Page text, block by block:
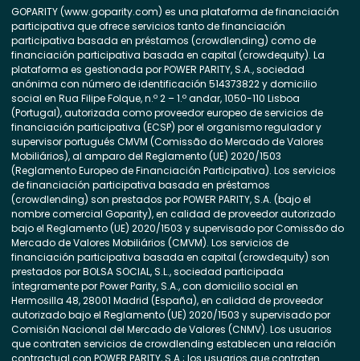
GOPARITY (www.goparity.com) es una plataforma de financiación
participativa que ofrece servicios tanto de financiación
participativa basada en préstamos (crowdlending) como de
financiación participativa basada en capital (crowdequity). La
plataforma es gestionada por POWER PARITY, S.A., sociedad
anónima con número de identificación 514373822 y domicilio
social en Rua Filipe Folque, n.º 2 – 1.º andar, 1050-110 Lisboa
(Portugal), autorizada como proveedor europeo de servicios de
financiación participativa (ECSP) por el organismo regulador y
supervisor portugués CMVM (Comissão do Mercado de Valores
Mobiliários), al amparo del Reglamento (UE) 2020/1503
(Reglamento Europeo de Financiación Participativa). Los servicios
de financiación participativa basada en préstamos
(crowdlending) son prestados por POWER PARITY, S.A. (bajo el
nombre comercial Goparity), en calidad de proveedor autorizado
bajo el Reglamento (UE) 2020/1503 y supervisado por Comissão do
Mercado de Valores Mobiliários (CMVM). Los servicios de
financiación participativa basada en capital (crowdequity) son
prestados por BOLSA SOCIAL, S.L., sociedad participada
íntegramente por Power Parity, S.A., con domicilio social en
Hermosilla 48, 28001 Madrid (España), en calidad de proveedor
autorizado bajo el Reglamento (UE) 2020/1503 y supervisado por
Comisión Nacional del Mercado de Valores (CNMV). Los usuarios
que contraten servicios de crowdlending establecen una relación
contractual con POWER PARITY, S.A.; los usuarios que contraten